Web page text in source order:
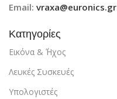
Email: vraxa@euronics.gr
Κατηγορίες
Εικόνα & ΄Ήχος
Λευκές Συσκευές
Υπολογιστές